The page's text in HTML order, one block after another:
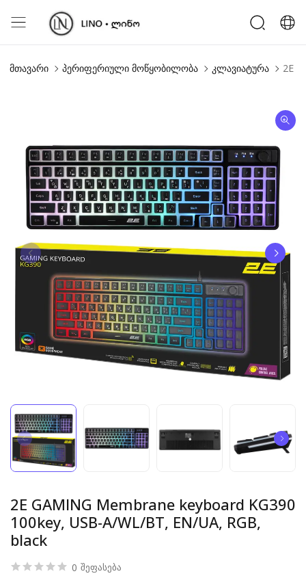
მთავარი პერიფერიული მოწყობილობა კლავიატურა 2E
2E GAMING Membrane keyboard KG390
100key, USB-A/WL/BT, EN/UA, RGB,
black
0 შეფასება